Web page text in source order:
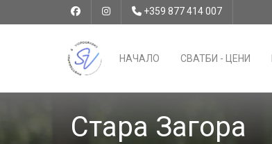
+359 877 414 007
НАЧАЛО СВАТБИ - ЦЕНИ
Стара Загора